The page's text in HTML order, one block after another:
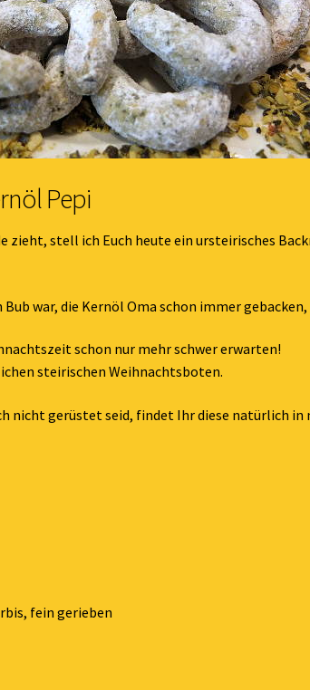
Pepi
stell ich Euch heute ein ursteirisches
war, die Kernöl Oma schon immer
schon nur mehr schwer erwarten!
steirischen Weihnachtsboten.
nicht gerüstet seid, findet Ihr diese natürlich in
fein gerieben